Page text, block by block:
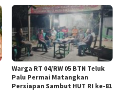
Warga RT 04/RW 05 BTN Teluk
Palu Permai Matangkan
Persiapan Sambut HUT RI ke-81